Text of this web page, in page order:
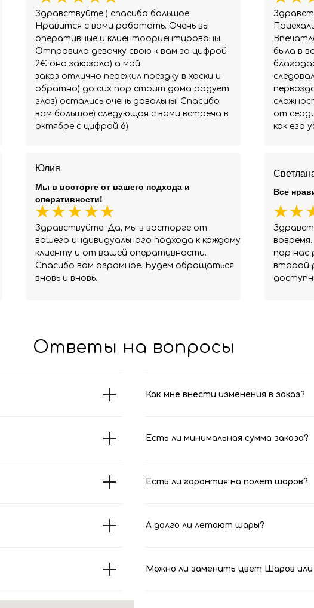
Юлия
Здравствуйте. Да, мы в восторге от
вашего индивидуального подхода к каждому
клиенту и от вашей оперативности.
Спасибо вам огромное. Будем обращаться
вновь и вновь.
Мы в восторге от вашего подхода и
оперативности!
пор нас
второй
Все
Здравствуйте ) спасибо большое.
Нравится с вами работать. Очень вы
оперативные и клиентоориентированы.
Отправила девочку свою к вам за цифрой
2€ она заказала) а мой
заказ отлично пережил поездку в хаски и
обратно) до сих пор стоит дома радует
глаз) остались очень довольны! Спасибо
вам большое) следующая с вами встреча в
октябре с цифрой 6)
была в
от
как его
Ответы на вопросы
Как мне внести изменения в заказ?
Есть ли минимальная сумма заказа?
Есть ли гарантия на полет шаров?
А долго ли летают шары?
Можно ли заменить цвет Шаров или